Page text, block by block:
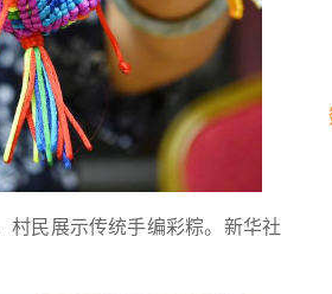
民展示传统手编彩粽。 新华社